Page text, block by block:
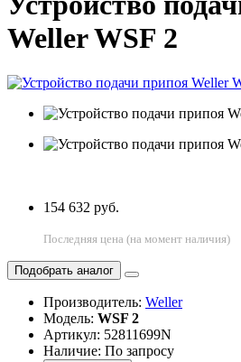
Weller WSF 2
154 632 руб.
Последняя цена (на момент наличия)
Подобрать аналог
Производитель: Weller
Модель: WSF 2
Артикул: 52811699N
Наличие: По запросу